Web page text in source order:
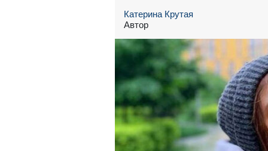
Катерина Крутая
Автор